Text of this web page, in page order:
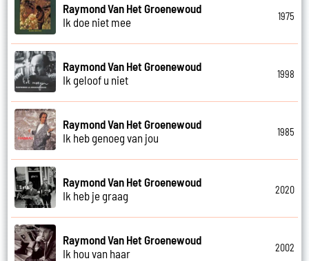
Raymond Van Het Groenewoud
Ik doe niet mee
1975
Raymond Van Het Groenewoud
Ik geloof u niet
1998
Raymond Van Het Groenewoud
Ik heb genoeg van jou
1985
Raymond Van Het Groenewoud
Ik heb je graag
2020
Raymond Van Het Groenewoud
Ik hou van haar
2002